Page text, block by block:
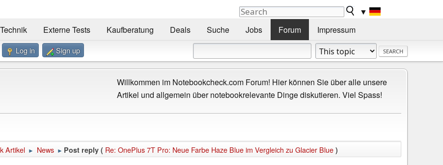
▼
Externe Tests Kaufberatung Deals Suche Jobs Forum Impressum
Log in Sign up
Willkommen im Notebookcheck.com Forum! Hier können Sie über alle unsere
Artikel und allgemein über notebookrelevante Dinge diskutieren. Viel Spass!
Artikel ► News ► Post reply ( Re: OnePlus 7T Pro: Neue Farbe Haze Blue im Vergleich zu Glacier Blue )